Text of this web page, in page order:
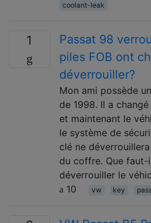
coolant-leak
1
Passat 98
piles FOB ont
déverrouiller?
Mon ami possède
de 1998. Il a
et maintenant le
le système de
clé ne
du coffre. Que
déverrouiller le
10
vw key